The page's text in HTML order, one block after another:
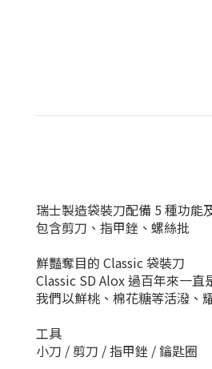
瑞士製造袋裝刀配備 5 種功能
包含剪刀、指甲銼、螺絲批
鮮豔奪目的 Classic 袋裝刀
Classic SD Alox 過百年來一直
我們以鮮桃、棉花糖等活潑、
工具
小刀 / 剪刀 / 指甲銼 / 鑰匙圈